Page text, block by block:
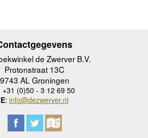
de Zwerver B.V.
Protonstraat 13C
9743 AL Groningen
+31 (0)50 - 3 12 69 50
E: info@dezwerver.nl